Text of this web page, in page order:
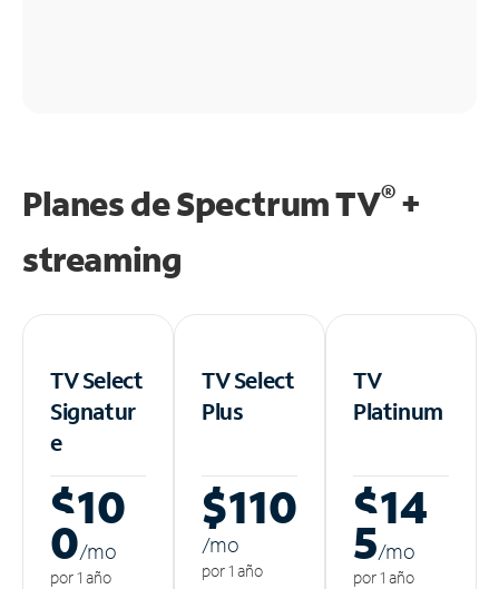
Planes de Spectrum TV®+
streaming
TV Select
Signatur
e
$10
0/mo
por 1 año
TV Select
Plus
$110
/mo
por 1 año
TV
Platinum
$14
5/mo
por 1 año